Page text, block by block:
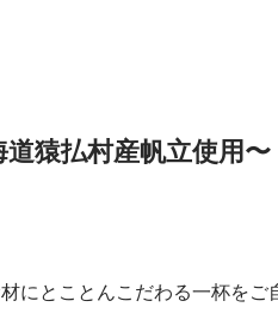
猿払村産帆立使用〜
にとことんこだわる一杯をご